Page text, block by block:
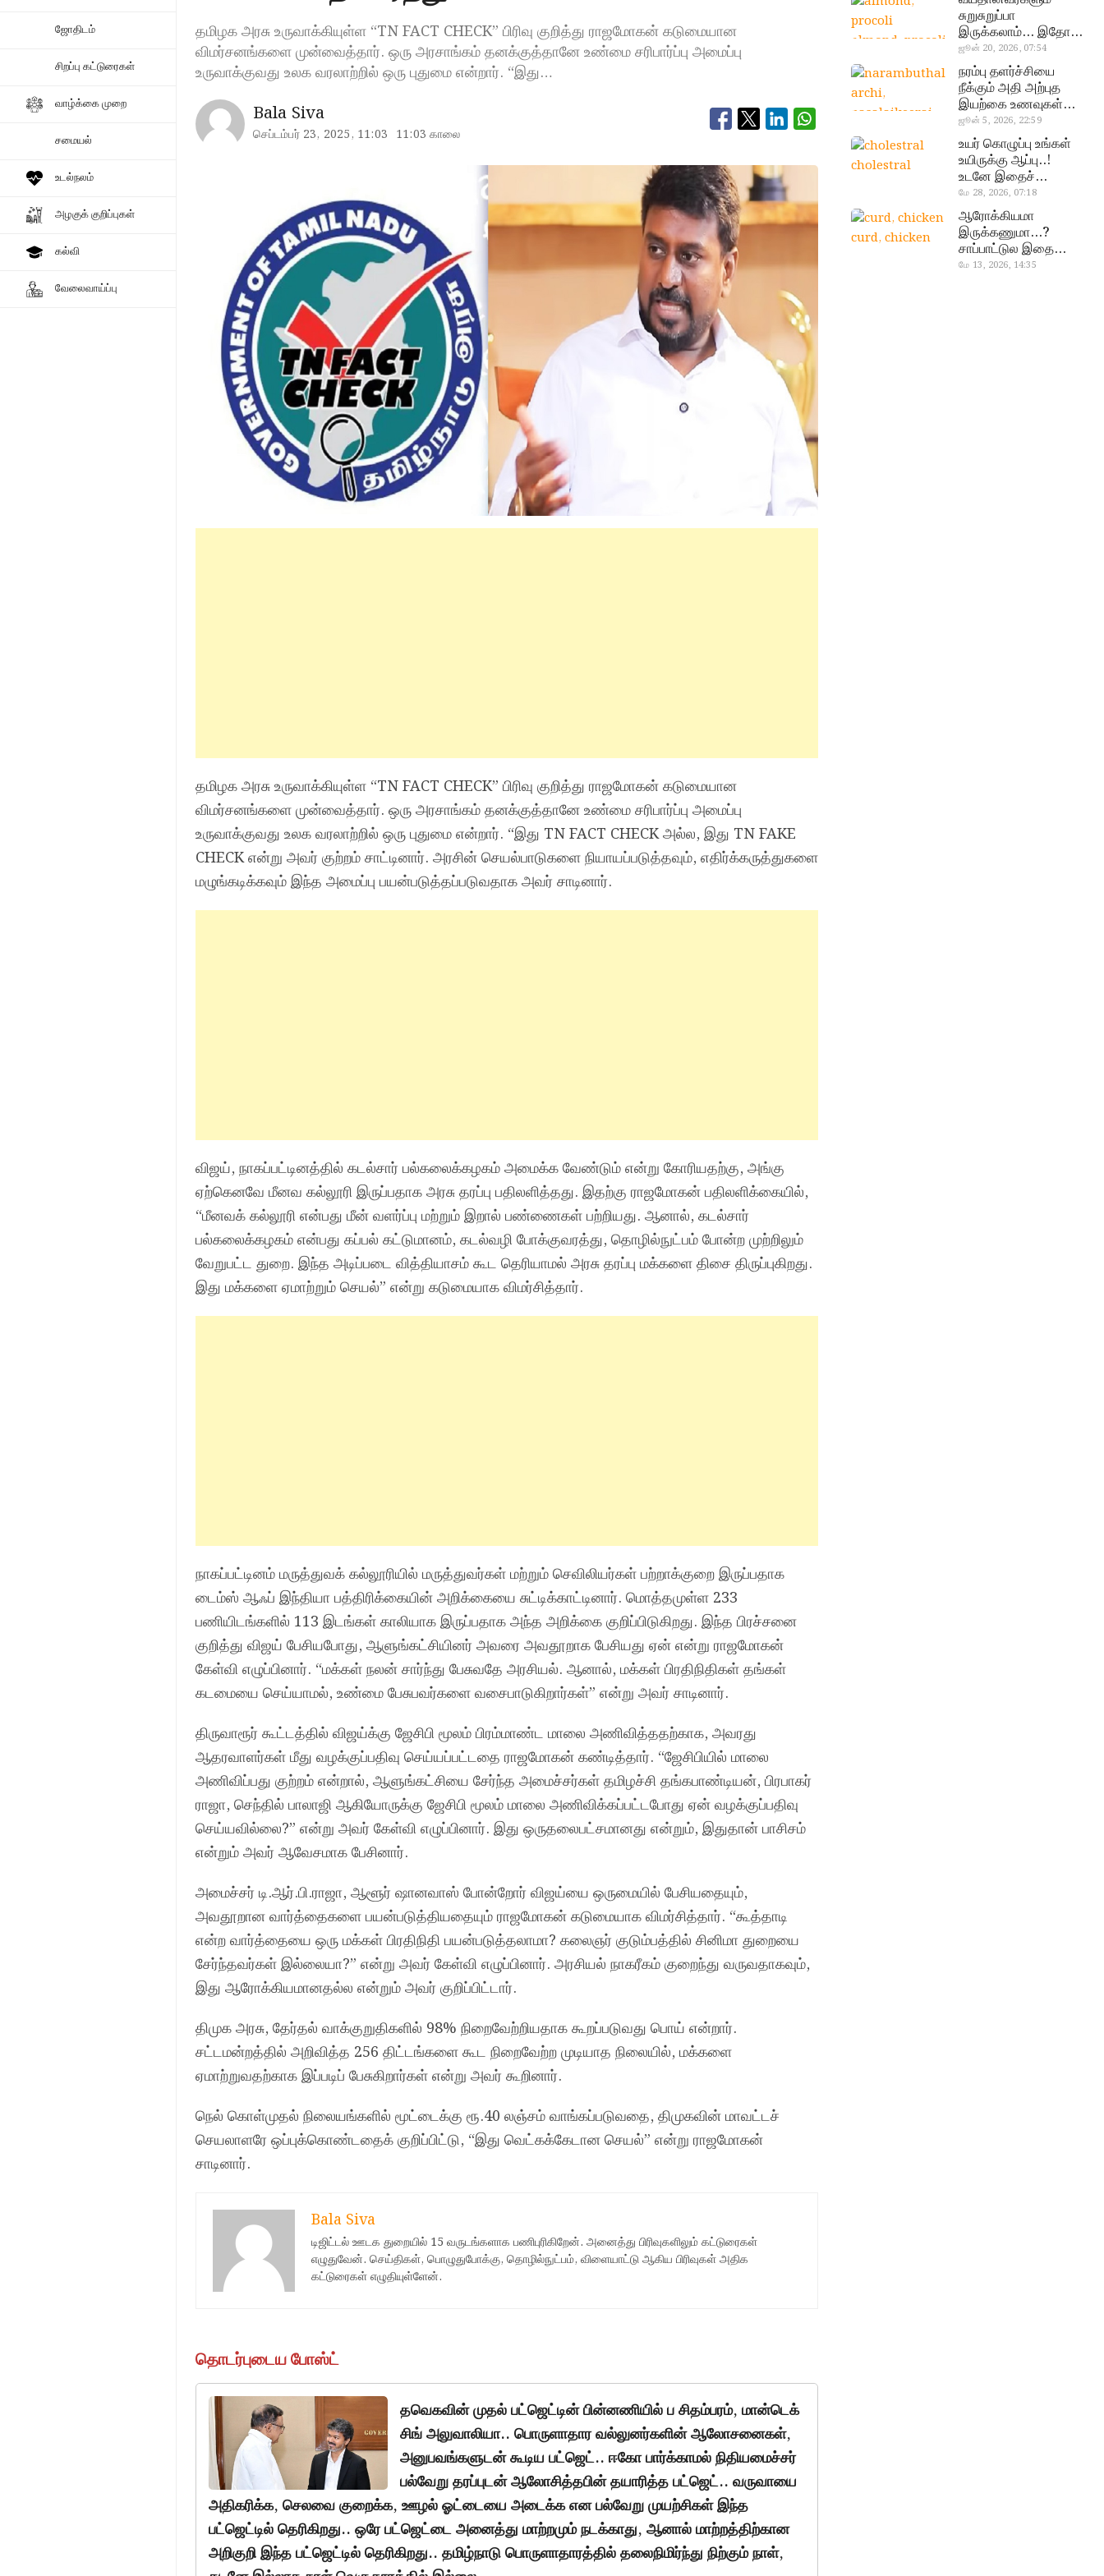
ஜோதிடம்
சிறப்பு கட்டுரைகள்
வாழ்க்கை முறை
சமையல்
உடல்நலம்
அழகுக் குறிப்புகள்
கல்வி
வேலைவாய்ப்பு
தமிழக அரசு உருவாக்கியுள்ள “TN FACT CHECK” பிரிவு குறித்து ராஜமோகன் கடுமையான
விமர்சனங்களை முன்வைத்தார். ஒரு அரசாங்கம் தனக்குத்தானே உண்மை சரிபார்ப்பு அமைப்பு
உருவாக்குவது உலக வரலாற்றில் ஒரு புதுமை என்றார். “இது…
Bala Siva
செப்டம்பர் 23, 2025, 11:03 11:03 காலை
தமிழக அரசு உருவாக்கியுள்ள “TN FACT CHECK” பிரிவு குறித்து ராஜமோகன் கடுமையான
விமர்சனங்களை முன்வைத்தார். ஒரு அரசாங்கம் தனக்குத்தானே உண்மை சரிபார்ப்பு அமைப்பு
உருவாக்குவது உலக வரலாற்றில் ஒரு புதுமை என்றார். “இது TN FACT CHECK அல்ல, இது TN FAKE
CHECK என்று அவர் குற்றம் சாட்டினார். அரசின் செயல்பாடுகளை நியாயப்படுத்தவும், எதிர்க்கருத்துகளை
மழுங்கடிக்கவும் இந்த அமைப்பு பயன்படுத்தப்படுவதாக அவர் சாடினார்.
விஜய், நாகப்பட்டினத்தில் கடல்சார் பல்கலைக்கழகம் அமைக்க வேண்டும் என்று கோரியதற்கு, அங்கு
ஏற்கெனவே மீனவ கல்லூரி இருப்பதாக அரசு தரப்பு பதிலளித்தது. இதற்கு ராஜமோகன் பதிலளிக்கையில்,
“மீனவக் கல்லூரி என்பது மீன் வளர்ப்பு மற்றும் இறால் பண்ணைகள் பற்றியது. ஆனால், கடல்சார்
பல்கலைக்கழகம் என்பது கப்பல் கட்டுமானம், கடல்வழி போக்குவரத்து, தொழில்நுட்பம் போன்ற முற்றிலும்
வேறுபட்ட துறை. இந்த அடிப்படை வித்தியாசம் கூட தெரியாமல் அரசு தரப்பு மக்களை திசை திருப்புகிறது.
இது மக்களை ஏமாற்றும் செயல்” என்று கடுமையாக விமர்சித்தார்.
நாகப்பட்டினம் மருத்துவக் கல்லூரியில் மருத்துவர்கள் மற்றும் செவிலியர்கள் பற்றாக்குறை இருப்பதாக
டைம்ஸ் ஆஃப் இந்தியா பத்திரிக்கையின் அறிக்கையை சுட்டிக்காட்டினார். மொத்தமுள்ள 233
பணியிடங்களில் 113 இடங்கள் காலியாக இருப்பதாக அந்த அறிக்கை குறிப்பிடுகிறது. இந்த பிரச்சனை
குறித்து விஜய் பேசியபோது, ஆளுங்கட்சியினர் அவரை அவதூறாக பேசியது ஏன் என்று ராஜமோகன்
கேள்வி எழுப்பினார். “மக்கள் நலன் சார்ந்து பேசுவதே அரசியல். ஆனால், மக்கள் பிரதிநிதிகள் தங்கள்
கடமையை செய்யாமல், உண்மை பேசுபவர்களை வசைபாடுகிறார்கள்” என்று அவர் சாடினார்.
திருவாரூர் கூட்டத்தில் விஜய்க்கு ஜேசிபி மூலம் பிரம்மாண்ட மாலை அணிவித்ததற்காக, அவரது
ஆதரவாளர்கள் மீது வழக்குப்பதிவு செய்யப்பட்டதை ராஜமோகன் கண்டித்தார். “ஜேசிபியில் மாலை
அணிவிப்பது குற்றம் என்றால், ஆளுங்கட்சியை சேர்ந்த அமைச்சர்கள் தமிழச்சி தங்கபாண்டியன், பிரபாகர்
ராஜா, செந்தில் பாலாஜி ஆகியோருக்கு ஜேசிபி மூலம் மாலை அணிவிக்கப்பட்டபோது ஏன் வழக்குப்பதிவு
செய்யவில்லை?” என்று அவர் கேள்வி எழுப்பினார். இது ஒருதலைபட்சமானது என்றும், இதுதான் பாசிசம்
என்றும் அவர் ஆவேசமாக பேசினார்.
அமைச்சர் டி.ஆர்.பி.ராஜா, ஆளூர் ஷானவாஸ் போன்றோர் விஜய்யை ஒருமையில் பேசியதையும்,
அவதூறான வார்த்தைகளை பயன்படுத்தியதையும் ராஜமோகன் கடுமையாக விமர்சித்தார். “கூத்தாடி
என்ற வார்த்தையை ஒரு மக்கள் பிரதிநிதி பயன்படுத்தலாமா? கலைஞர் குடும்பத்தில் சினிமா துறையை
சேர்ந்தவர்கள் இல்லையா?” என்று அவர் கேள்வி எழுப்பினார். அரசியல் நாகரீகம் குறைந்து வருவதாகவும்,
இது ஆரோக்கியமானதல்ல என்றும் அவர் குறிப்பிட்டார்.
திமுக அரசு, தேர்தல் வாக்குறுதிகளில் 98% நிறைவேற்றியதாக கூறப்படுவது பொய் என்றார்.
சட்டமன்றத்தில் அறிவித்த 256 திட்டங்களை கூட நிறைவேற்ற முடியாத நிலையில், மக்களை
ஏமாற்றுவதற்காக இப்படிப் பேசுகிறார்கள் என்று அவர் கூறினார்.
நெல் கொள்முதல் நிலையங்களில் மூட்டைக்கு ரூ.40 லஞ்சம் வாங்கப்படுவதை, திமுகவின் மாவட்டச்
செயலாளரே ஒப்புக்கொண்டதைக் குறிப்பிட்டு, “இது வெட்கக்கேடான செயல்” என்று ராஜமோகன்
சாடினார்.
Bala Siva
டிஜிட்டல் ஊடக துறையில் 15 வருடங்களாக பணிபுரிகிறேன். அனைத்து பிரிவுகளிலும் கட்டுரைகள்
எழுதுவேன். செய்திகள், பொழுதுபோக்கு, தொழில்நுட்பம், விளையாட்டு ஆகிய பிரிவுகள் அதிக
கட்டுரைகள் எழுதியுள்ளேன்.
தொடர்புடைய போஸ்ட்
தவெகவின் முதல் பட்ஜெட்டின் பின்னணியில் ப சிதம்பரம், மான்டெக்
சிங் அலுவாலியா.. பொருளாதார வல்லுனர்களின் ஆலோசனைகள்,
அனுபவங்களுடன் கூடிய பட்ஜெட்.. ஈகோ பார்க்காமல் நிதியமைச்சர்
பல்வேறு தரப்புடன் ஆலோசித்தபின் தயாரித்த பட்ஜெட்.. வருவாயை
அதிகரிக்க, செலவை குறைக்க, ஊழல் ஓட்டையை அடைக்க என பல்வேறு முயற்சிகள் இந்த
பட்ஜெட்டில் தெரிகிறது.. ஒரே பட்ஜெட்டை அனைத்து மாற்றமும் நடக்காது, ஆனால் மாற்றத்திற்கான
அறிகுறி இந்த பட்ஜெட்டில் தெரிகிறது.. தமிழ்நாடு பொருளாதாரத்தில் தலைநிமிர்ந்து நிற்கும் நாள்,
almond, procoli
சுறுசுறுப்பா
இருக்கலாம்… இதோ
சூப்பர் உணவுகள்!
ஜூன் 20, 2026, 07:54
narambuthalar
chi,
pasalaikeerai
நரம்பு தளர்ச்சியை
நீக்கும் அதி அற்புத
இயற்கை உணவுகள்…
தவற விட்டுறாதீங்க!
ஜூன் 5, 2026, 22:59
cholestral
உயர் கொழுப்பு உங்கள்
உயிருக்கு ஆப்பு..!
உடனே இதைச்
செய்யுங்க!
மே 28, 2026, 07:18
curd, chicken
ஆரோக்கியமா
இருக்கணுமா…?
சாப்பாட்டுல இதை
எல்லாம்
மே 13, 2026, 14:35